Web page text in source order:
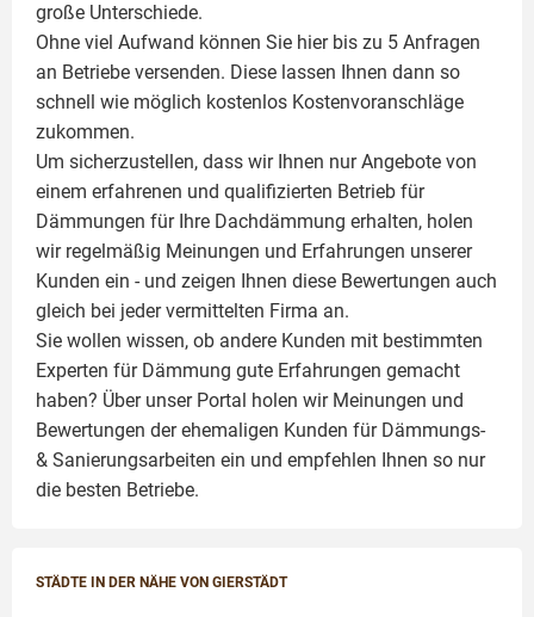
große Unterschiede.
Ohne viel Aufwand können Sie hier bis zu 5 Anfragen
an Betriebe versenden. Diese lassen Ihnen dann so
schnell wie möglich kostenlos Kostenvoranschläge
zukommen.
Um sicherzustellen, dass wir Ihnen nur Angebote von
einem erfahrenen und qualifizierten Betrieb für
Dämmungen für Ihre Dachdämmung erhalten, holen
wir regelmäßig Meinungen und Erfahrungen unserer
Kunden ein - und zeigen Ihnen diese Bewertungen auch
gleich bei jeder vermittelten Firma an.
Sie wollen wissen, ob andere Kunden mit bestimmten
Experten für Dämmung gute Erfahrungen gemacht
haben? Über unser Portal holen wir Meinungen und
Bewertungen der ehemaligen Kunden für Dämmungs-
& Sanierungsarbeiten ein und empfehlen Ihnen so nur
die besten Betriebe.
STÄDTE IN DER NÄHE VON GIERSTÄDT